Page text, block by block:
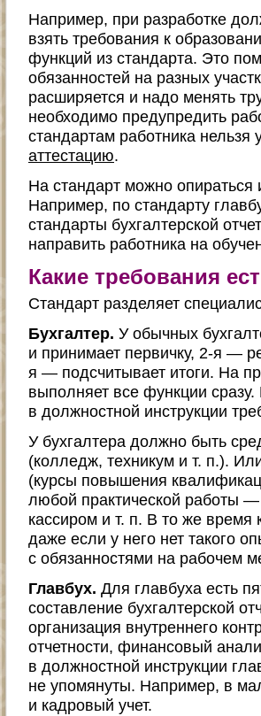
Например, при разработке
взять требования к
функций из стандарта. Это
обязанностей на разных
расширяется и надо менять
необходимо предупредить
стандартам работника нельзя
аттестацию.
На стандарт можно
Например, по стандарту
стандарты бухгалтерской
направить работника на
Какие требования
Стандарт разделяет
Бухгалтер. У обычных
и принимает первичку, 2-я —
я — подсчитывает итоги. На
выполняет все функции
в должностной инструкции
У бухгалтера должно быть
(колледж, техникум и т. п.).
(курсы повышения
любой практической работы
кассиром и т. п. В то же время
даже если у него нет такого
с обязанностями на рабочем
Главбух. Для главбуха есть
составление бухгалтерской
организация внутреннего
отчетности, финансовый
в должностной инструкции
не упомянуты. Например, в
и кадровый учет.